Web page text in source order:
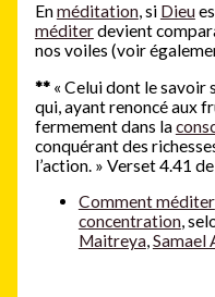
Enméditation, si Dieu
méditerdevient
nos voiles (voir
** « Celui dont le savoir
qui, ayant renoncé aux
fermement dans la
conquérant des
l’action. » Verset 4.41
Comment méditer
concentration,
Maitreya,Samael